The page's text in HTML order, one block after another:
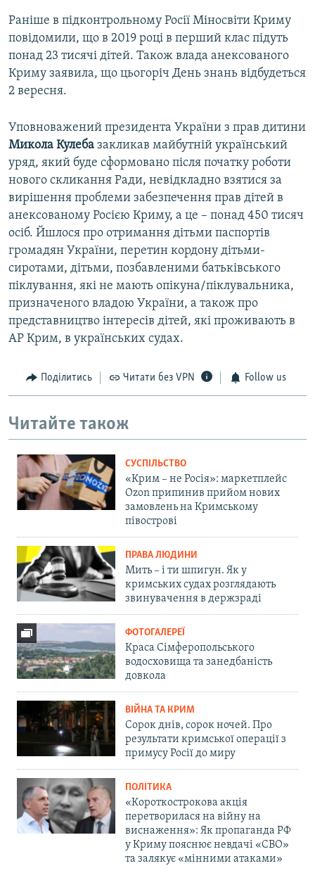
Раніше в підконтрольному Росії Міносвіти Криму
повідомили, що в 2019 році в перший клас підуть
понад 23 тисячі дітей. Також влада анексованого
Криму заявила, що цьогоріч День знань відбудеться
2 вересня.
Уповноважений президента України з прав дитини
Микола Кулеба закликав майбутній український
уряд, який буде сформовано після початку роботи
нового скликання Ради, невідкладно взятися за
вирішення проблеми забезпечення прав дітей в
анексованому Росією Криму, а це – понад 450 тисяч
осіб. Йшлося про отримання дітьми паспортів
громадян України, перетин кордону дітьми-
сиротами, дітьми, позбавленими батьківського
піклування, які не мають опікуна/піклувальника,
призначеного владою України, а також про
представництво інтересів дітей, які проживають в
АР Крим, в українських судах.
Поділитись Читати без VPN Follow us
Читайте також
СУСПІЛЬСТВО
«Крим – не Росія»: маркетплейс
Ozon припинив прийом нових
замовлень на Кримському
півострові
ПРАВА ЛЮДИНИ
Мить – і ти шпигун. Як у
кримських судах розглядають
звинувачення в держзраді
ФОТОГАЛЕРЕЇ
Краса Сімферопольського
водосховища та занедбаність
довкола
ВІЙНА ТА КРИМ
Сорок днів, сорок ночей. Про
результати кримської операції з
примусу Росії до миру
ПОЛІТИКА
«Короткострокова акція
перетворилася на війну на
виснаження»: Як пропаганда РФ
у Криму пояснює невдачі «СВО»
та залякує «мінними атаками»